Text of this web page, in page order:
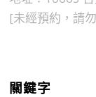
[未經預約，請
關鍵字